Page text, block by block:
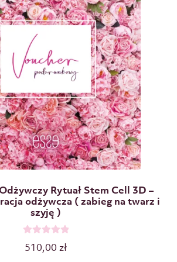
Rytuał Stem Cell 3D –
odżywcza ( zabieg na twarz i
szyję )
510,00 zł